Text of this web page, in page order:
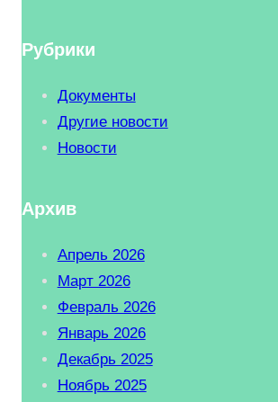
Рубрики
Документы
Другие новости
Новости
Архив
Апрель 2026
Март 2026
Февраль 2026
Январь 2026
Декабрь 2025
Ноябрь 2025